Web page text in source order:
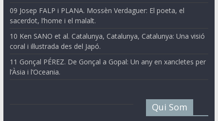
09 Josep FALP i PLANA. Mossèn Verdaguer: El poeta, el
sacerdot, l’home i el malalt.
10 Ken SANO et al. Catalunya, Catalunya, Catalunya: Una visió
coral i il·lustrada des del Japó.
11 Gonçal PÉREZ. De Gonçal a Gopal: Un any en xancletes per
l’Àsia i l’Oceania.
Qui Som